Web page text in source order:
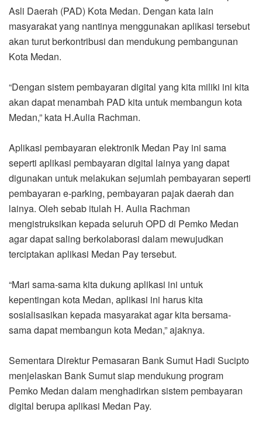
Asli Daerah (PAD) Kota Medan. Dengan kata lain
masyarakat yang nantinya menggunakan aplikasi tersebut
akan turut berkontribusi dan mendukung pembangunan
Kota Medan.
“Dengan sistem pembayaran digital yang kita miliki ini kita
akan dapat menambah PAD kita untuk membangun kota
Medan,” kata H.Aulia Rachman.
Aplikasi pembayaran elektronik Medan Pay ini sama
seperti aplikasi pembayaran digital lainya yang dapat
digunakan untuk melakukan sejumlah pembayaran seperti
pembayaran e-parking, pembayaran pajak daerah dan
lainya. Oleh sebab itulah H. Aulia Rachman
mengistruksikan kepada seluruh OPD di Pemko Medan
agar dapat saling berkolaborasi dalam mewujudkan
terciptakan aplikasi Medan Pay tersebut.
“Mari sama-sama kita dukung aplikasi ini untuk
kepentingan kota Medan, aplikasi ini harus kita
sosialisasikan kepada masyarakat agar kita bersama-
sama dapat membangun kota Medan,” ajaknya.
Sementara Direktur Pemasaran Bank Sumut Hadi Sucipto
menjelaskan Bank Sumut siap mendukung program
Pemko Medan dalam menghadirkan sistem pembayaran
digital berupa aplikasi Medan Pay.